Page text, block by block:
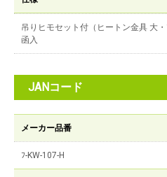
吊りヒモセット付（ヒートン金具 大
函入
JANコード
メーカー品番
ﾌ-KW-107-H